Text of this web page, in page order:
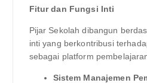
Fitur dan Fungsi Inti
Pijar Sekolah dibangun
inti yang berkontribusi
sebagai platform
Sistem Manajemen